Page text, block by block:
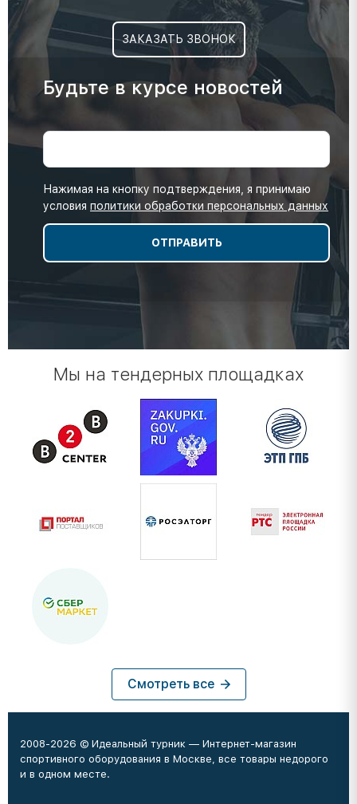
ЗАКАЗАТЬ ЗВОНОК
Будьте в курсе новостей
Нажимая на кнопку подтверждения, я принимаю
условия политики обработки персональных данных
Мы на тендерных площадках
Смотреть все
2008-2026 © Идеальный турник — Интернет-магазин
спортивного оборудования в Москве, все товары недорого
и в одном месте.